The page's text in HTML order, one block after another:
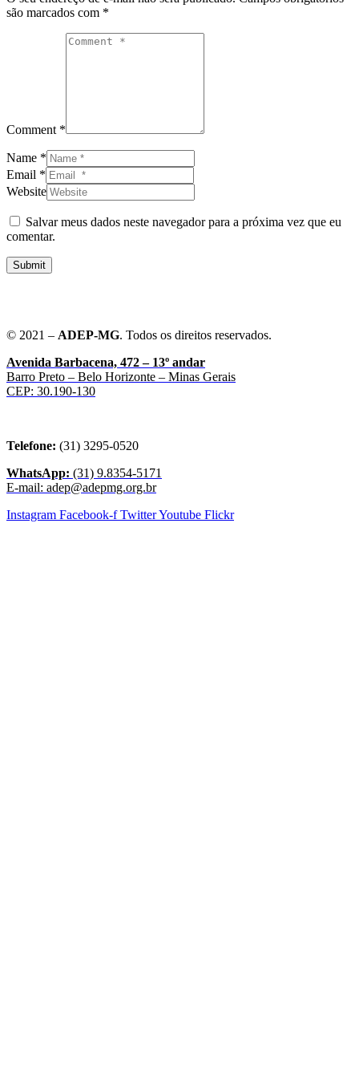
são marcados com *
Comment *
Name *
Email *
Website
Salvar meus dados neste navegador para a próxima vez que eu
comentar.
Submit
© 2021 – ADEP-MG. Todos os direitos reservados.
Avenida Barbacena, 472 – 13º andar
Barro Preto – Belo Horizonte – Minas Gerais
CEP: 30.190-130
Telefone: (31) 3295-0520
WhatsApp: (31) 9.8354-5171
E-mail: adep@adepmg.org.br
Instagram Facebook-f TwitterYoutube Flickr